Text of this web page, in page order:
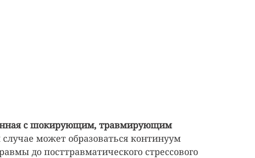
с шокирующим, травмирующим
может образоваться континуум
до посттравматического стрессового